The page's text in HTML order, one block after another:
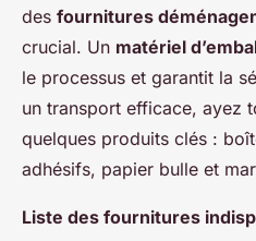
des fournitures
crucial. Un matériel
le processus et garantit la
un transport efficace, ayez
quelques produits clés :
adhésifs, papier bulle et
Liste des fournitures